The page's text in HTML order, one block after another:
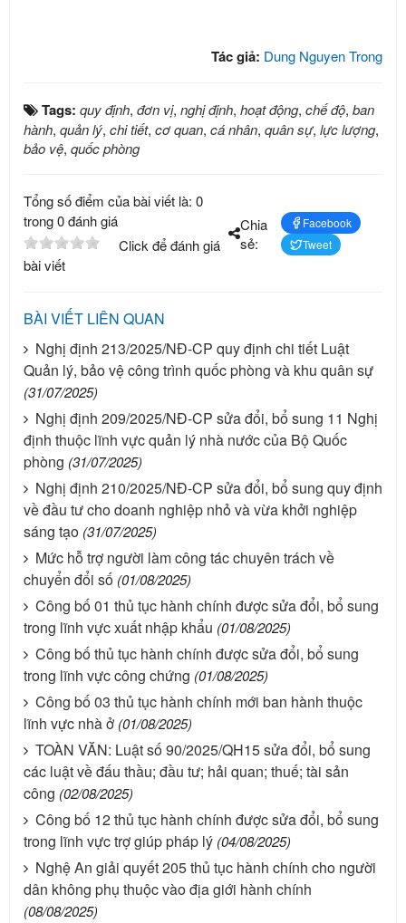
Tác giả: Dung Nguyen Trong
Tags: quy định, đơn vị, nghị định, hoạt động, chế độ, ban
hành, quản lý, chi tiết, cơ quan, cá nhân, quân sự, lực lượng,
bảo vệ, quốc phòng
Tổng số điểm của bài viết là: 0
trong 0 đánh giá
Click để đánh giá
bài viết
Chia
sẻ:
Facebook
Tweet
BÀI VIẾT LIÊN QUAN
Nghị định 213/2025/NĐ-CP quy định chi tiết Luật
Quản lý, bảo vệ công trình quốc phòng và khu quân sự
(31/07/2025)
Nghị định 209/2025/NĐ-CP sửa đổi, bổ sung 11 Nghị
định thuộc lĩnh vực quản lý nhà nước của Bộ Quốc
phòng (31/07/2025)
Nghị định 210/2025/NĐ-CP sửa đổi, bổ sung quy định
về đầu tư cho doanh nghiệp nhỏ và vừa khởi nghiệp
sáng tạo (31/07/2025)
Mức hỗ trợ người làm công tác chuyên trách về
chuyển đổi số (01/08/2025)
Công bố 01 thủ tục hành chính được sửa đổi, bổ sung
trong lĩnh vực xuất nhập khẩu (01/08/2025)
Công bố thủ tục hành chính được sửa đổi, bổ sung
trong lĩnh vực công chứng (01/08/2025)
Công bố 03 thủ tục hành chính mới ban hành thuộc
lĩnh vực nhà ở (01/08/2025)
TOÀN VĂN: Luật số 90/2025/QH15 sửa đổi, bổ sung
các luật về đấu thầu; đầu tư; hải quan; thuế; tài sản
công (02/08/2025)
Công bố 12 thủ tục hành chính được sửa đổi, bổ sung
trong lĩnh vực trợ giúp pháp lý (04/08/2025)
Nghệ An giải quyết 205 thủ tục hành chính cho người
dân không phụ thuộc vào địa giới hành chính
(08/08/2025)